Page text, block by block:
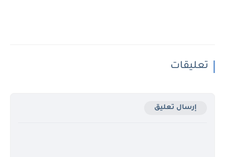
تعليقات
إرسال تعليق